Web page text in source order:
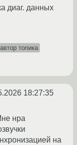
диаг. данных
автор топика
18:27:35
нра
на